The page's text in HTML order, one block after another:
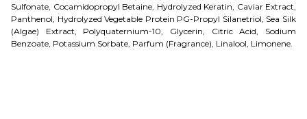
Sulfonate, Cocamidopropyl Betaine, Hydrolyzed Keratin, Caviar Extract,
Panthenol, Hydrolyzed Vegetable Protein PG-Propyl Silanetriol, Sea Silk
(Algae) Extract, Polyquaternium-10, Glycerin, Citric Acid, Sodium
Benzoate, Potassium Sorbate, Parfum (Fragrance), Linalool, Limonene.